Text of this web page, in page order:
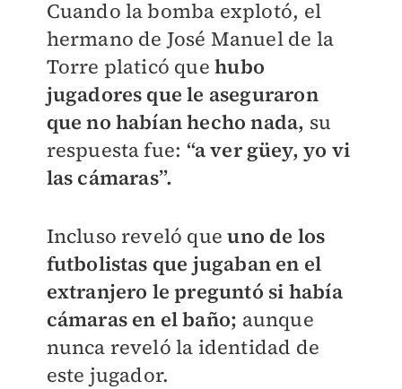
Cuando la bomba explotó, el
hermano de José Manuel de la
Torre platicó quehubo
jugadores que le aseguraron
que no habían hecho nada, su
respuesta fue: “a ver güey, yo vi
las cámaras”.
Incluso reveló queuno de los
futbolistas que jugaban en el
extranjero le preguntó si había
cámaras en el baño; aunque
nunca reveló la identidad de
este jugador.